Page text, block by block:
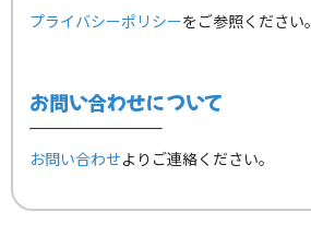
プライバシーポリシーをご参照ください。
お問い合わせについて
お問い合わせよりご連絡ください。